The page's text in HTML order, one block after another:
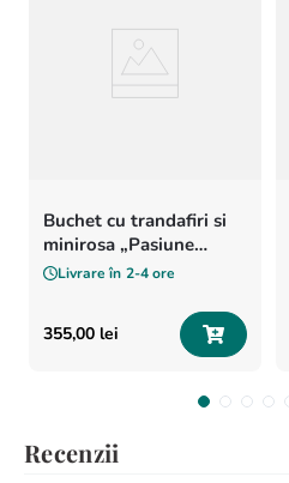
Buchet cu trandafiri si
minirosa „Pasiune
pentru flori”
Livrare în 2-4 ore
355,00 lei
Recenzii